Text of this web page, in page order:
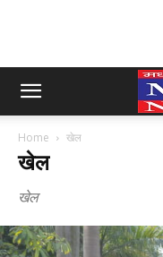
Home खेल
खेल
खेल